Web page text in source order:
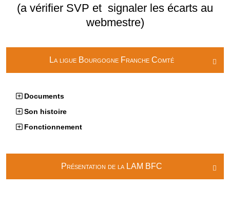

La ligue Bourgogne Franche Comté
Documents
Son histoire
Fonctionnement

Présentation de la LAM BFC
(a vérifier SVP et signaler les écarts au
webmestre)